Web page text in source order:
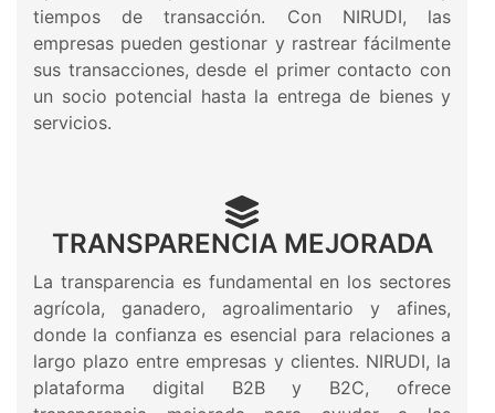
tiempos de transacción. Con NIRUDI, las
empresas pueden gestionar y rastrear fácilmente
sus transacciones, desde el primer contacto con
un socio potencial hasta la entrega de bienes y
servicios.
TRANSPARENCIA MEJORADA
La transparencia es fundamental en los sectores
agrícola, ganadero, agroalimentario y afines,
donde la confianza es esencial para relaciones a
largo plazo entre empresas y clientes. NIRUDI, la
plataforma digital B2B y B2C, ofrece